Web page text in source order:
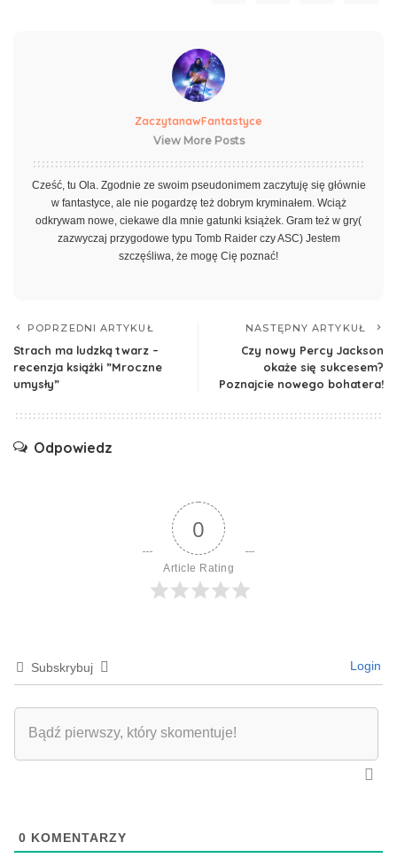
ZaczytanawFantastyce
View More Posts
Cześć, tu Ola. Zgodnie ze swoim pseudonimem zaczytuję się głównie
w fantastyce, ale nie pogardzę też dobrym kryminałem. Wciąż
odkrywam nowe, ciekawe dla mnie gatunki książek. Gram też w gry(
zazwyczaj przygodowe typu Tomb Raider czy ASC) Jestem
szczęśliwa, że mogę Cię poznać!
POPRZEDNI ARTYKUŁ
Strach ma ludzką twarz –
recenzja książki ”Mroczne
umysły”
NASTĘPNY ARTYKUŁ
Czy nowy Percy Jackson
okaże się sukcesem?
Poznajcie nowego bohatera!
Odpowiedz
0
Article Rating
Subskrybuj Login
0 KOMENTARZY